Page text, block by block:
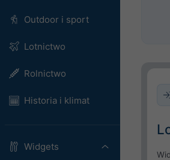
Outdoor i sport
Lotnictwo
Rolnictwo
Historia i klimat
Widgets